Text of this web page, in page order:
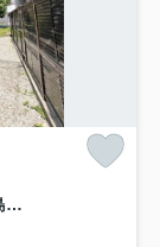
新築戸建・新築建売 福島市松木町第2 福島第二小・福島第二中